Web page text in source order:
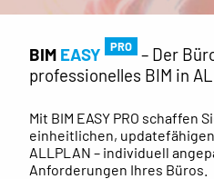
BIM EASY PRO
– Der
professionelles BIM in
Mit BIM EASY PRO schaffen
einheitlichen,
ALLPLAN – individuell
Anforderungen Ihres Büros.